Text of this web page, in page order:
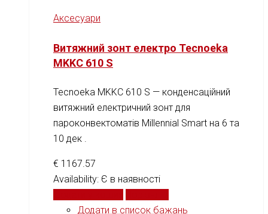
Аксесуари
Витяжний зонт електро Tecnoeka
MKKC 610 S
Tecnoeka MKKC 610 S — конденсаційний
витяжний електричний зонт для
пароконвектоматів Millennial Smart на 6 та
10 дек .
€ 1167.57
Availability: Є в наявності
Додати в список бажань